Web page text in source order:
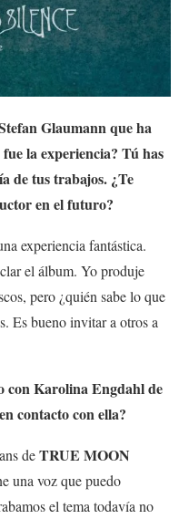
Glaumann que ha
la experiencia? Tú has
de tus trabajos. ¿Te
en el futuro?
experiencia fantástica.
el álbum. Yo produje
pero ¿quién sabe lo que
Es bueno invitar a otros a
Karolina Engdahl de
contacto con ella?
deTRUE MOON
una voz que puedo
el tema todavía no